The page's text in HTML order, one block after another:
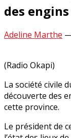
des
Adeline Marthe
(Radio Okapi)
La société civile
découverte des
cette province.
Le président de